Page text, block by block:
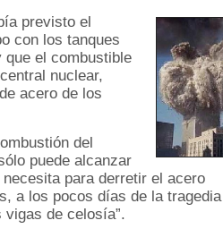
previsto el
con los tanques
el combustible
nuclear,
acero de los
del
puede alcanzar
para derretir el acero
a los pocos días de la
vigas de celosía”.